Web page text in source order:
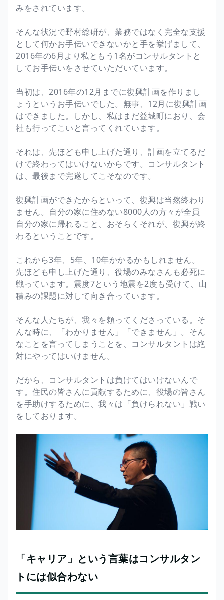
みをされています。
そんな状況で野村総研が、業務ではなく完全な支援
として何かお手伝いできないかと手を挙げまして、
2016年の6月より私ともう1名がコンサルタントと
してお手伝いをさせていただいています。
当初は、2016年の12月までに復興計画を作りまし
ょうというお手伝いでした。無事、12月に復興計画
はできました。しかし、私はまだ益城町におり、会
社も行ってこいと言ってくれています。
それは、先ほども申し上げた通り、計画を立てるだ
けで終わってはいけないからです。コンサルタント
は、最後まで完遂してこそなのです。
復興計画ができたからといって、復興は当然終わり
ません。自分の家に住めない8000人の方々が全員
自分の家に帰れること、おそらくそれが、復興が終
わるということです。
これから3年、5年、10年かかるかもしれません。
先ほども申し上げた通り、役場のみなさんも必死に
戦っています。震度7という地震を2度も受けて、山
積みの課題に対して向き合っています。
そんな人たちが、我々を頼ってくださっている。そ
んな時に、「わかりません」「できません」。そん
なことを言ってしまうことを、コンサルタントは絶
対にやってはいけません。
だから、コンサルタントは負けてはいけないんで
す。住民の皆さんに貢献するために、役場の皆さん
を手助けするために、我々は「負けられない」戦い
をしております。
「キャリア」という言葉はコンサルタン
トには似合わない